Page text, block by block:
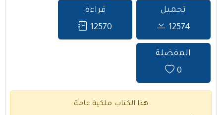
تحميل
12574
قراءة
12570
المفضلة
0
هذا الكتاب ملكية عامة